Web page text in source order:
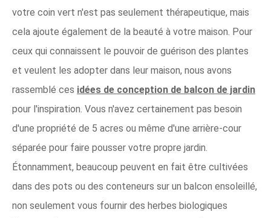
votre coin vert n'est pas seulement thérapeutique, mais
cela ajoute également de la beauté à votre maison. Pour
ceux qui connaissent le pouvoir de guérison des plantes
et veulent les adopter dans leur maison, nous avons
rassemblé ces idées de conception de balcon de jardin
pour l'inspiration. Vous n'avez certainement pas besoin
d'une propriété de 5 acres ou même d'une arrière-cour
séparée pour faire pousser votre propre jardin.
Étonnamment, beaucoup peuvent en fait être cultivées
dans des pots ou des conteneurs sur un balcon ensoleillé,
non seulement vous fournir des herbes biologiques